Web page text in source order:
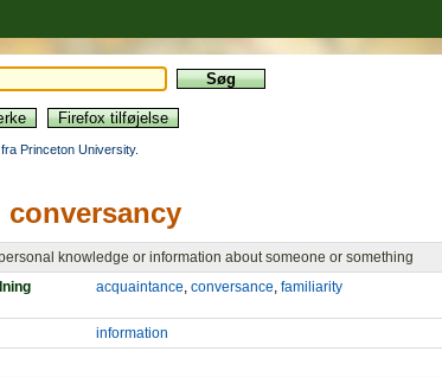
Princeton University.
conversancy
knowledge or information about someone or something
acquaintance, conversance, familiarity
information